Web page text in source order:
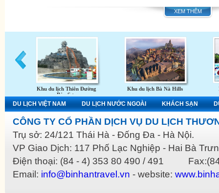
XEM THÊM
Khu du lịch Thiên Đường
Bảo Sơn
Khu du lịch Bà Nà Hills
DU LỊCH VIỆT NAM DU LỊCH NƯỚC NGOÀI KHÁCH SẠN
CÔNG TY CỔ PHẦN DỊCH VỤ DU LỊCH
Trụ sở: 24/121 Thái Hà - Đống Đa - Hà Nội.
VP Giao Dịch: 117 Phố Lạc Nghiệp - Hai Bà
Điện thoại: (84 - 4) 353 80 490 / 491 Fax:(84
Email: info@binhantravel.vn - website: